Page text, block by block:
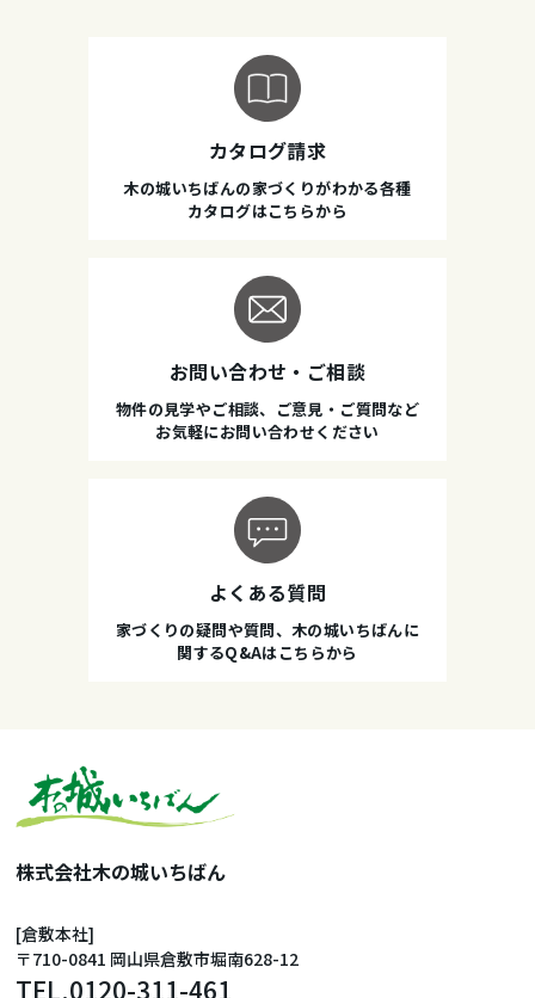
カタログ請求
木の城いちばんの家づくりがわかる各種
カタログはこちらから
お問い合わせ・ご相談
物件の見学やご相談、ご意見・ご質問など
お気軽にお問い合わせください
よくある質問
家づくりの疑問や質問、木の城いちばんに
関するQ&Aはこちらから
株式会社木の城いちばん
[倉敷本社]
〒710-0841 岡山県倉敷市堀南628-12
TEL.0120-311-461